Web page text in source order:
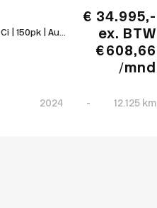
| 150pk | Au...
€ 34.995,-
ex. BTW
€ 608,66
/mnd
2024 - 12.125 km